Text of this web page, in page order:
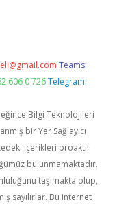
Teams:
606 0 726 Telegram:
Bilgi Teknolojileri
bir Yer Sağlayıcı
içerikleri proaktif
bulunmamaktadır.
taşımakta olup,
sayılırlar. Bu internet